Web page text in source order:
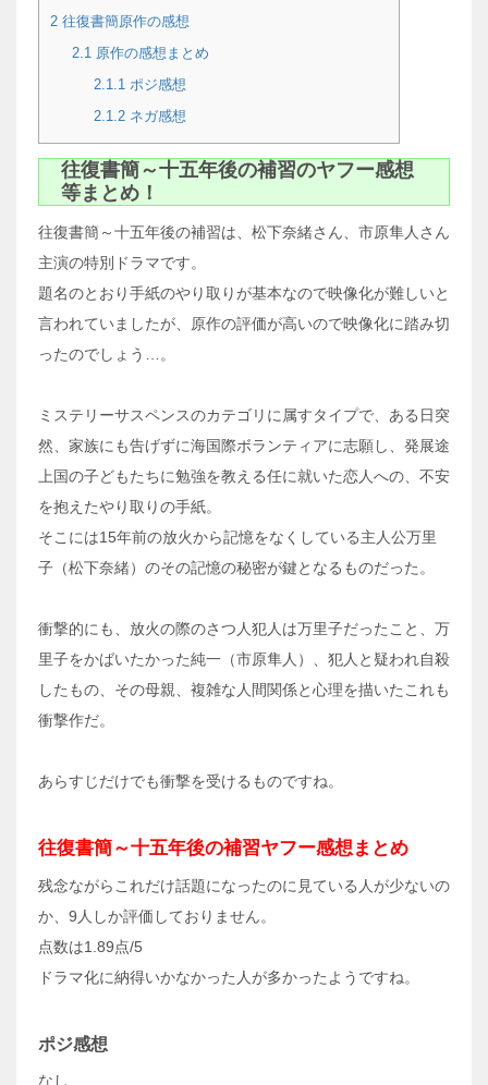
2 往復書簡原作の感想
2.1原作の感想まとめ
2.1.1ポジ感想
2.1.2ネガ感想
往復書簡～十五年後の補習のヤフー感想
等まとめ！
往復書簡～十五年後の補習は、松下奈緒さん、市原隼人さん
主演の特別ドラマです。
題名のとおり手紙のやり取りが基本なので映像化が難しいと
言われていましたが、原作の評価が高いので映像化に踏み切
ったのでしょう…。
ミステリーサスペンスのカテゴリに属すタイプで、ある日突
然、家族にも告げずに海国際ボランティアに志願し、発展途
上国の子どもたちに勉強を教える任に就いた恋人への、不安
を抱えたやり取りの手紙。
そこには15年前の放火から記憶をなくしている主人公万里
子（松下奈緒）のその記憶の秘密が鍵となるものだった。
衝撃的にも、放火の際のさつ人犯人は万里子だったこと、万
里子をかばいたかった純一（市原隼人）、犯人と疑われ自殺
したもの、その母親、複雑な人間関係と心理を描いたこれも
衝撃作だ。
あらすじだけでも衝撃を受けるものですね。
往復書簡～十五年後の補習ヤフー感想まとめ
残念ながらこれだけ話題になったのに見ている人が少ないの
か、9人しか評価しておりません。
点数は1.89点/5
ドラマ化に納得いかなかった人が多かったようですね。
ポジ感想
なし